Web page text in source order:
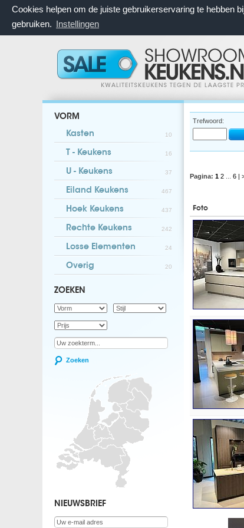
Cookies helpen om de juiste gebruikerservaring te hebben
gebruiken. Instellingen
VORM
Kasten 10
T - Keukens 16
U - Keukens 37
Eiland Keukens 467
Hoek Keukens 437
Rechte Keukens 242
Losse Elementen 24
Overig 20
ZOEKEN
Zoeken
NIEUWSBRIEF
Trefwoord:
Pagina: 1 2 6 |
Foto